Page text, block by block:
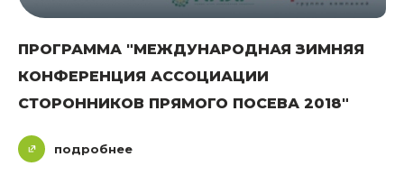
ПРОГРАММА "МЕЖДУНАРОДНАЯ ЗИМНЯЯ
КОНФЕРЕНЦИЯ АССОЦИАЦИИ
СТОРОННИКОВ ПРЯМОГО ПОСЕВА 2018"
подробнее